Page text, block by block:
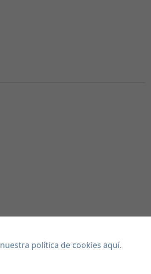
nuestra política de cookies aquí.